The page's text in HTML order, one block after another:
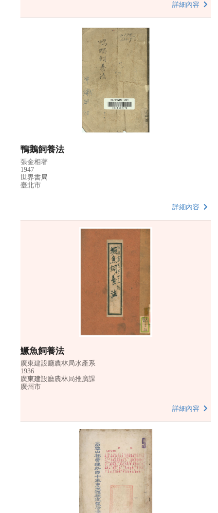
詳細內容
鴨鵝飼養法
張金相著
1947
世界書局
臺北市
詳細內容
鱖魚飼養法
廣東建設廳農林局水產系
1936
廣東建設廳農林局推廣課
廣州市
詳細內容